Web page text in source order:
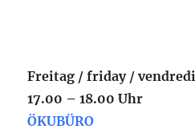
Freitag / friday / vendredi
17.00 – 18.00 Uhr
ÖKUBÜRO